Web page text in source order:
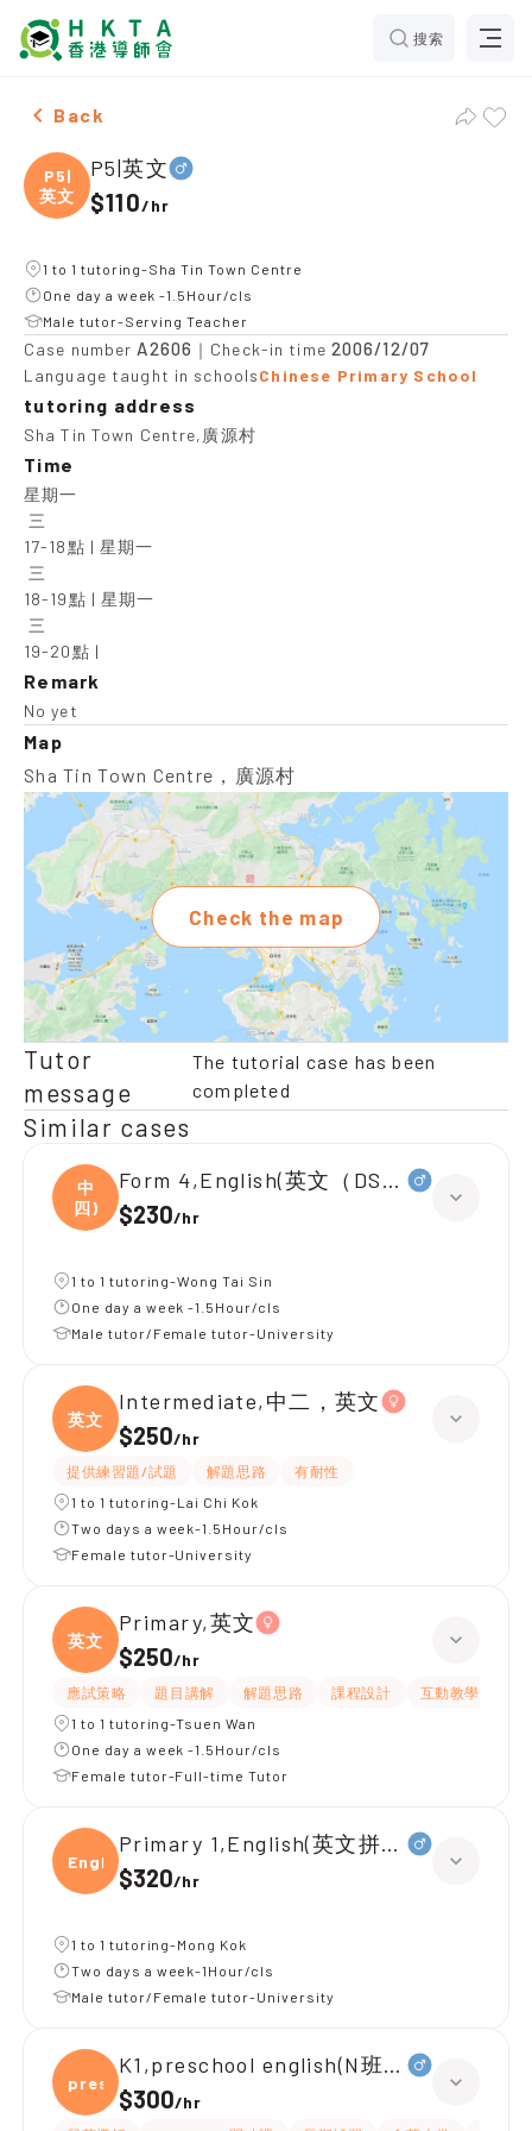
搜索
Male P5|英文，Sha Tin Town Centre Tuition
Back
P5|
英文
P5|英文
$110/hr
1 to 1 tutoring-Sha Tin Town Centre
One day a week -1.5Hour/cls
Male tutor-Serving Teacher
Case number A2606 ｜Check-in time 2006/12/07
Language taught in schoolsChinese Primary School
tutoring address
Sha Tin Town Centre,廣源村
Time
星期一
17-18點 | 星期一
18-19點 | 星期一
19-20點 |
Remark
No yet
Map
Sha Tin Town Centre，廣源村
Check the map
Tutor
message
The tutorial case has been
completed
Similar cases
中
四)
Form 4,English(英文（DSE所有範疇）
$230/hr
1 to 1 tutoring-Wong Tai Sin
One day a week -1.5Hour/cls
Male tutor/Female tutor-University
英文
Intermediate,中二，英文
$250/hr
提供練習題/試題 解題思路
有耐性
1 to 1 tutoring-Lai Chi Kok
Two days a week-1.5Hour/cls
Female tutor-University
英文
Primary,英文
$250/hr
應試策略 題目講解 解題思路 課程設計 互動教學
1 to 1 tutoring-Tsuen Wan
One day a week -1.5Hour/cls
Female tutor-Full-time Tutor
Engli
Primary 1,English(英文拼音)
$320/hr
1 to 1 tutoring-Mong Kok
Two days a week-1Hour/cls
Male tutor/Female tutor-University
presc
K1,preschool english(N班幼兒英文)
$300/hr